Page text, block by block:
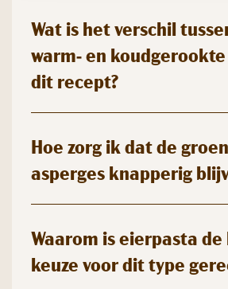
Wat is het verschil
warm- en
dit recept?
Hoe zorg ik dat de
asperges knapperig
Waarom is eierpasta de
keuze voor dit type